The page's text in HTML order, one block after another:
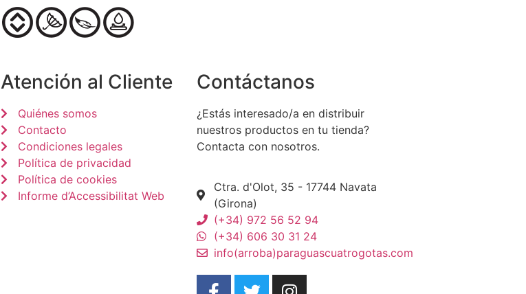
Atención al Cliente
Quiénes somos
Contacto
Condiciones legales
Política de privacidad
Política de cookies
Informe d’Accessibilitat Web
Contáctanos
¿Estás interesado/a en distribuir
nuestros productos en tu tienda?
Contacta con nosotros.
Ctra. d'Olot, 35 - 17744 Navata
(Girona)
(+34) 972 56 52 94
(+34) 606 30 31 24
info(arroba)paraguascuatrogotas.com